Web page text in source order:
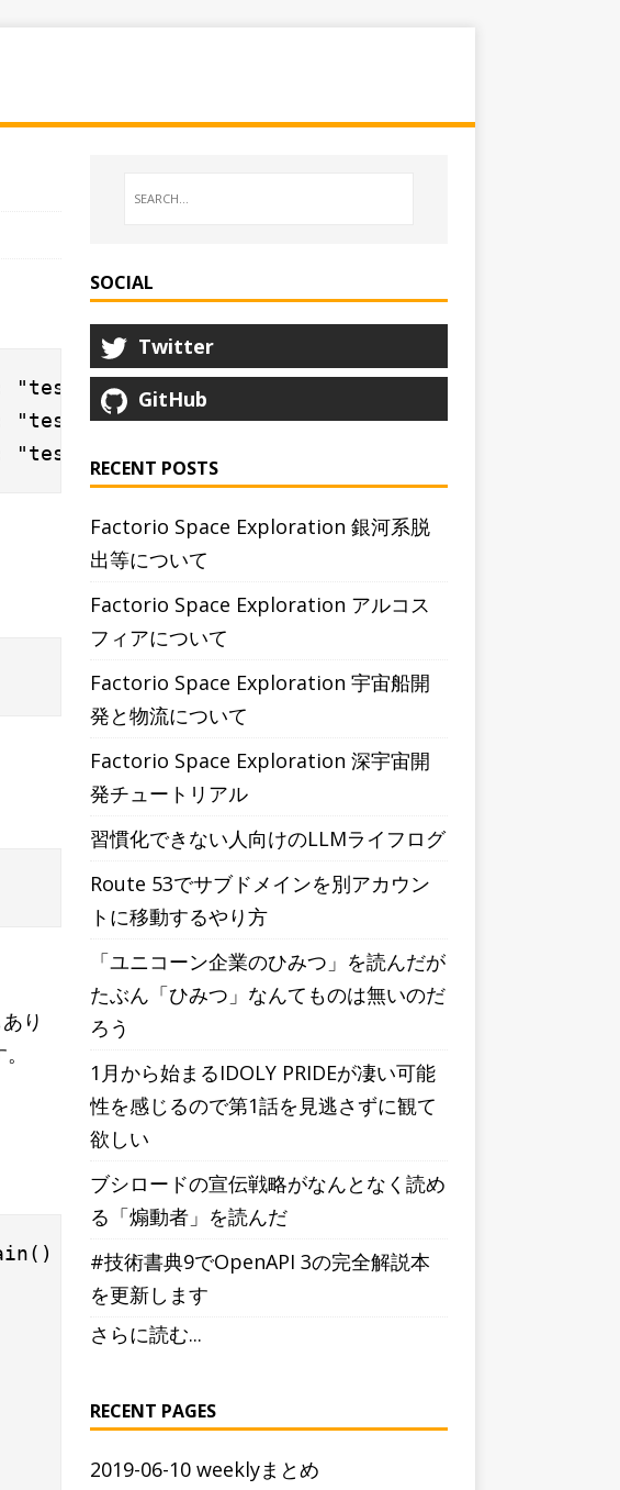
"test1", num: i}) }
"test2", num: i*1000}) }
り
SOCIAL
Twitter
GitHub
RECENT POSTS
Factorio Space Exploration 銀河系脱
出等について
Factorio Space Exploration アルコス
フィアについて
Factorio Space Exploration 宇宙船開
発と物流について
Factorio Space Exploration 深宇宙開
発チュートリアル
習慣化できない人向けのLLMライフログ
Route 53でサブドメインを別アカウン
トに移動するやり方
「ユニコーン企業のひみつ」を読んだが
たぶん「ひみつ」なんてものは無いのだ
ろう
1月から始まるIDOLY PRIDEが凄い可能
性を感じるので第1話を見逃さずに観て
欲しい
ブシロードの宣伝戦略がなんとなく読め
る「煽動者」を読んだ
#技術書典9でOpenAPI 3の完全解説本
を更新します
さらに読む...
RECENT PAGES
2019-06-10 weeklyまとめ